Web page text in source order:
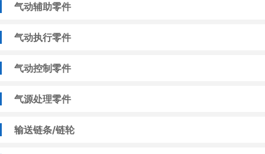
气动辅助零件
气动执行零件
气动控制零件
气源处理零件
输送链条/链轮